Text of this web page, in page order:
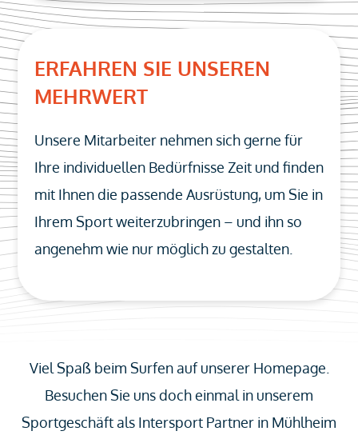
ERFAHREN SIE UNSEREN
MEHRWERT
Unsere Mitarbeiter nehmen sich gerne für
Ihre individuellen Bedürfnisse Zeit und finden
mit Ihnen die passende Ausrüstung, um Sie in
Ihrem Sport weiterzubringen – und ihn so
angenehm wie nur möglich zu gestalten.
Viel Spaß beim Surfen auf unserer Homepage.
Besuchen Sie uns doch einmal in unserem
Sportgeschäft als Intersport Partner in Mühlheim